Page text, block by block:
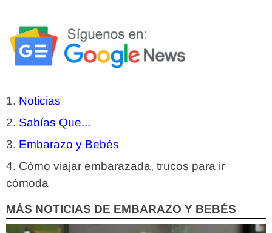
Noticias
Sabías Que...
Embarazo y Bebés
Cómo viajar embarazada, trucos para ir
cómoda
MÁS NOTICIAS DE EMBARAZO Y BEBÉS